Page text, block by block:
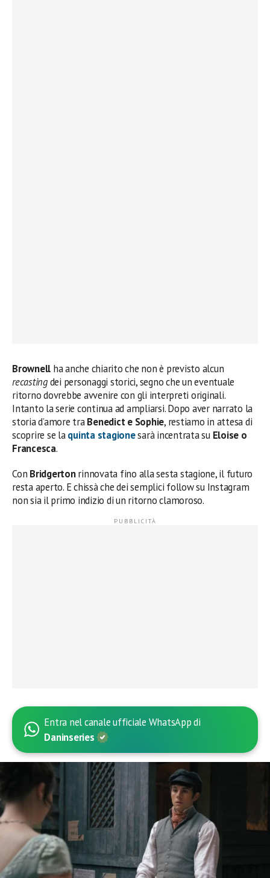
Brownell ha anche chiarito che non è previsto alcun
recastingdei personaggi storici, segno che un eventuale
ritorno dovrebbe avvenire con gli interpreti originali.
Intanto la serie continua ad ampliarsi. Dopo aver narrato la
storia d’amore traBenedict e Sophie, restiamo in attesa di
scoprire se laquinta stagionesarà incentrata su Eloise o
Francesca.
Con Bridgertonrinnovata fino alla sesta stagione, il futuro
resta aperto. E chissà che dei semplici follow su Instagram
non sia il primo indizio di un ritorno clamoroso.
Entra nel canale ufficiale WhatsApp di
Daninseries